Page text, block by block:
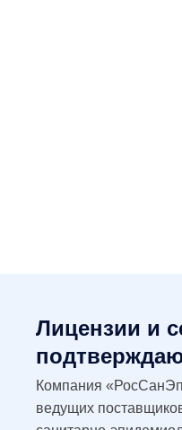
Лицензии и
Компания
ведущих